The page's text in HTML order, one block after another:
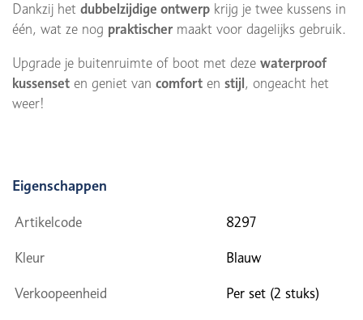
Dankzij het dubbelzijdige ontwerp krijg je twee kussens in
één, wat ze nog praktischermaakt voor dagelijks gebruik.
Upgrade je buitenruimte of boot met deze waterproof
kussenset en geniet van comfort en stijl , ongeacht het
weer!
Eigenschappen
Artikelcode 8297
Kleur Blauw
Verkoopeenheid Per set (2 stuks)